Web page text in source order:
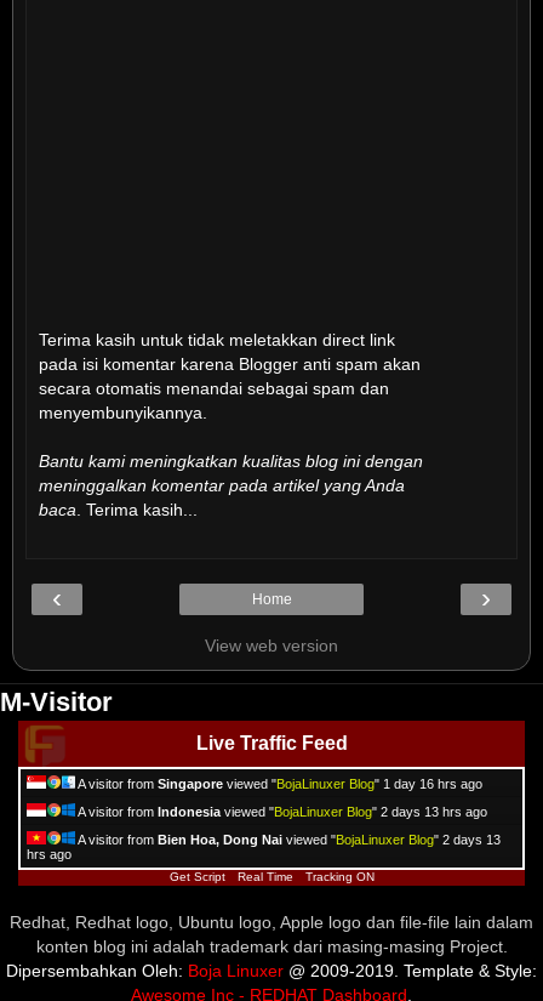
Terima kasih untuk tidak meletakkan direct link
pada isi komentar karena Blogger anti spam akan
secara otomatis menandai sebagai spam dan
menyembunyikannya.
Bantu kami meningkatkan kualitas blog ini dengan
meninggalkan komentar pada artikel yang Anda
baca. Terima kasih...
‹ ›
Home
View web version
M-Visitor
Live Traffic Feed
A visitor from Singapore viewed "BojaLinuxer Blog" 1 day 16 hrs ago
A visitor from Indonesia viewed "BojaLinuxer Blog" 2 days 13 hrs ago
A visitor from Bien Hoa, Dong Nai viewed "BojaLinuxer Blog" 2 days 13
hrs ago
Get Script Real Time Tracking ON
Redhat, Redhat logo, Ubuntu logo, Apple logo dan file-file lain dalam
konten blog ini adalah trademark dari masing-masing Project.
Dipersembahkan Oleh: Boja Linuxer @ 2009-2019. Template & Style:
Awesome Inc - REDHAT Dashboard